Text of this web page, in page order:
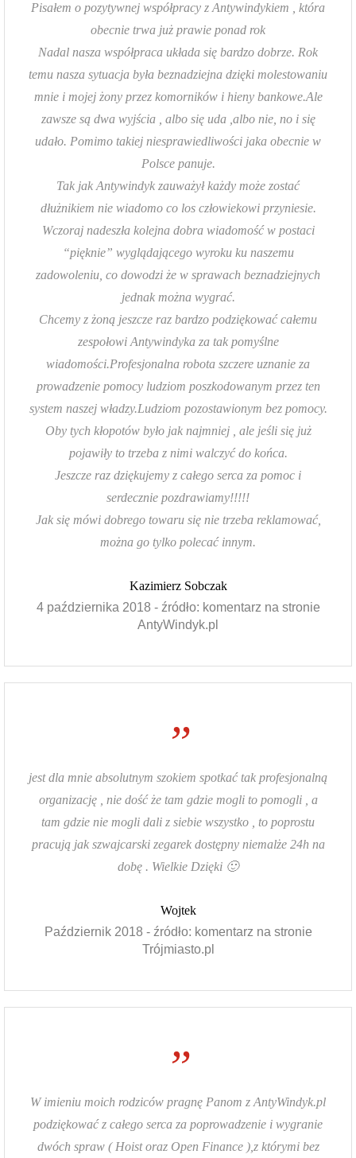
Pisałem o pozytywnej współpracy z Antywindykiem , która
obecnie trwa już prawie ponad rok
Nadal nasza współpraca układa się bardzo dobrze. Rok
temu nasza sytuacja była beznadziejna dzięki molestowaniu
mnie i mojej żony przez komorników i hieny bankowe.Ale
zawsze są dwa wyjścia , albo się uda ,albo nie, no i się
udało. Pomimo takiej niesprawiedliwości jaka obecnie w
Polsce panuje.
Tak jak Antywindyk zauważył każdy może zostać
dłużnikiem nie wiadomo co los człowiekowi przyniesie.
Wczoraj nadeszła kolejna dobra wiadomość w postaci
“pięknie” wyglądającego wyroku ku naszemu
zadowoleniu, co dowodzi że w sprawach beznadziejnych
jednak można wygrać.
Chcemy z żoną jeszcze raz bardzo podziękować całemu
zespołowi Antywindyka za tak pomyślne
wiadomości.Profesjonalna robota szczere uznanie za
prowadzenie pomocy ludziom poszkodowanym przez ten
system naszej władzy.Ludziom pozostawionym bez pomocy.
Oby tych kłopotów było jak najmniej , ale jeśli się już
pojawiły to trzeba z nimi walczyć do końca.
Jeszcze raz dziękujemy z całego serca za pomoc i
serdecznie pozdrawiamy!!!!!
Jak się mówi dobrego towaru się nie trzeba reklamować,
można go tylko polecać innym.
Kazimierz Sobczak
4 października 2018 - źródło: komentarz na stronie
AntyWindyk.pl
”
jest dla mnie absolutnym szokiem spotkać tak profesjonalną
organizację , nie dość że tam gdzie mogli to pomogli , a
tam gdzie nie mogli dali z siebie wszystko , to poprostu
pracują jak szwajcarski zegarek dostępny niemalże 24h na
dobę . Wielkie Dzięki 🙂
Wojtek
Październik 2018 - źródło: komentarz na stronie
Trójmiasto.pl
”
W imieniu moich rodziców pragnę Panom z AntyWindyk.pl
podziękować z całego serca za poprowadzenie i wygranie
dwóch spraw ( Hoist oraz Open Finance ),z którymi bez